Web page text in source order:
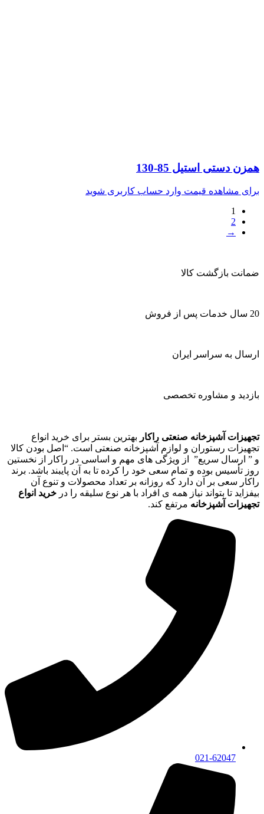
همزن دستی استیل 85-130
برای مشاهده قیمت وارد حساب کاربری شوید
1
2
→
ضمانت بازگشت کالا
20 سال خدمات پس از فروش
ارسال به سراسر ایران
بازدید و مشاوره تخصصی
تجهیزات آشپزخانه صنعتی راکار بهترین بستر برای خرید انواع
تجهیزات رستوران و لوازم آشپزخانه صنعتی است. “اصل بودن کالا
و ” ارسال سریع” از ویژگی های مهم و اساسی در راکار از نخستین
روز تأسیس بوده و تمام سعی خود را کرده تا به آن پایبند باشد. برند
راکار سعی بر آن دارد که روزانه بر تعداد محصولات و تنوع آن
بیفزاید تا بتواند نیاز همه ی افراد با هر نوع سلیقه را در خرید انواع
تجهیزات آشپزخانه مرتفع کند.
021-62047